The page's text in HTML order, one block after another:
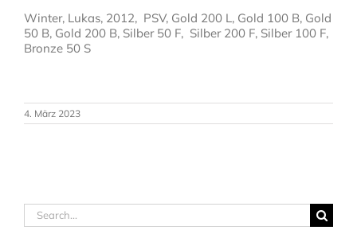
Winter, Lukas, 2012, PSV, Gold 200 L, Gold 100 B, Gold
50 B, Gold 200 B, Silber 50 F, Silber 200 F, Silber 100 F,
Bronze 50 S
4. März 2023
Search
for: